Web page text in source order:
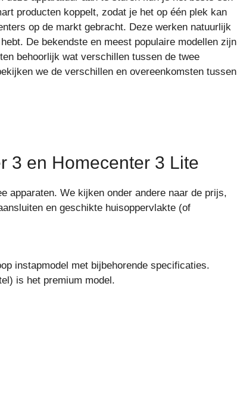
producten koppelt, zodat je het op één plek kan
op de markt gebracht. Deze werken natuurlijk
De bekendste en meest populaire modellen zijn
behoorlijk wat verschillen tussen de twee
we de verschillen en overeenkomsten tussen
3 en Homecenter 3 Lite
apparaten. We kijken onder andere naar de prijs,
en geschikte huisoppervlakte (of
instapmodel met bijbehorende specificaties.
is het premium model.